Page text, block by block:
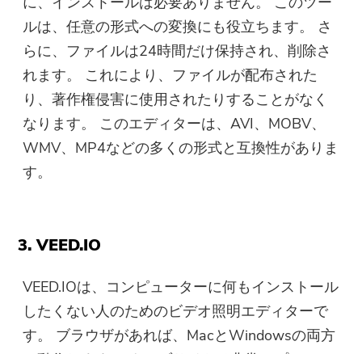
ルは、任意の形式への変換にも役立ちます。 さ
らに、ファイルは24時間だけ保持され、削除さ
れます。 これにより、ファイルが配布された
り、著作権侵害に使用されたりすることがなく
なります。 このエディターは、AVI、MOBV、
WMV、MP4などの多くの形式と互換性がありま
す。
3. VEED.IO
VEED.IOは、コンピューターに何もインストール
したくない人のためのビデオ照明エディターで
す。 ブラウザがあれば、MacとWindowsの両方